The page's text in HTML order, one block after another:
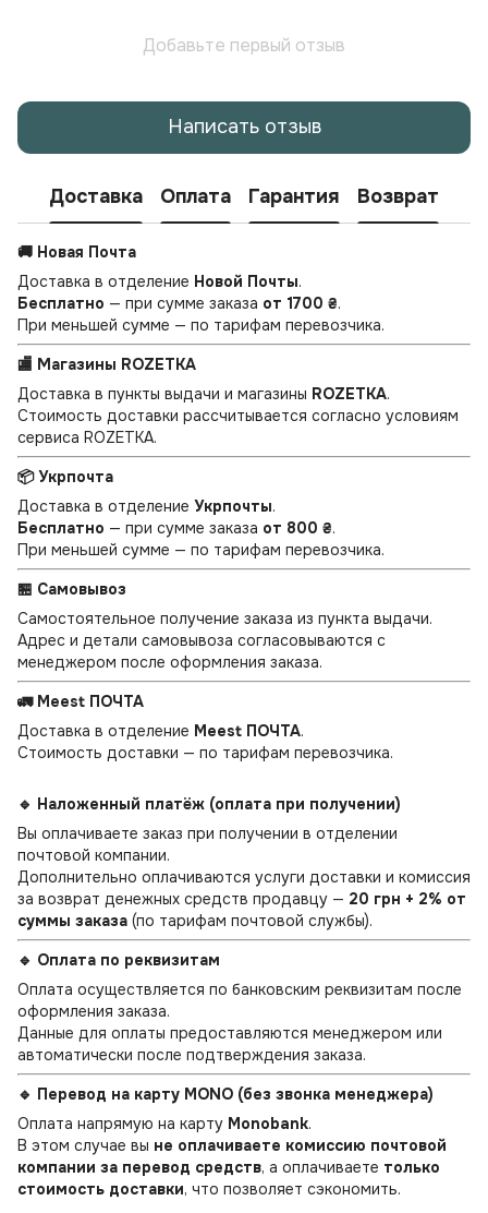
Добавьте первый отзыв
Написать отзыв
Доставка Оплата Гарантия Возврат
🚚 Новая Почта
Доставка в отделение Новой Почты.
Бесплатно — при сумме заказа от 1700 ₴.
При меньшей сумме — по тарифам перевозчика.
🏬 Магазины ROZETKA
Доставка в пункты выдачи и магазины ROZETKA.
Стоимость доставки рассчитывается согласно условиям
сервиса ROZETKA.
📦 Укрпочта
Доставка в отделение Укрпочты.
Бесплатно — при сумме заказа от 800 ₴.
При меньшей сумме — по тарифам перевозчика.
🏪 Самовывоз
Самостоятельное получение заказа из пункта выдачи.
Адрес и детали самовывоза согласовываются с
менеджером после оформления заказа.
🚛 Meest ПОЧТА
Доставка в отделение Meest ПОЧТА.
Стоимость доставки — по тарифам перевозчика.
🔹 Наложенный платёж (оплата при получении)
Вы оплачиваете заказ при получении в отделении
почтовой компании.
Дополнительно оплачиваются услуги доставки и комиссия
за возврат денежных средств продавцу — 20 грн + 2% от
суммы заказа (по тарифам почтовой службы).
🔹 Оплата по реквизитам
Оплата осуществляется по банковским реквизитам после
оформления заказа.
Данные для оплаты предоставляются менеджером или
автоматически после подтверждения заказа.
🔹 Перевод на карту MONO (без звонка менеджера)
Оплата напрямую на карту Monobank.
В этом случае вы не оплачиваете комиссию почтовой
компании за перевод средств, а оплачиваете только
стоимость доставки, что позволяет сэкономить.